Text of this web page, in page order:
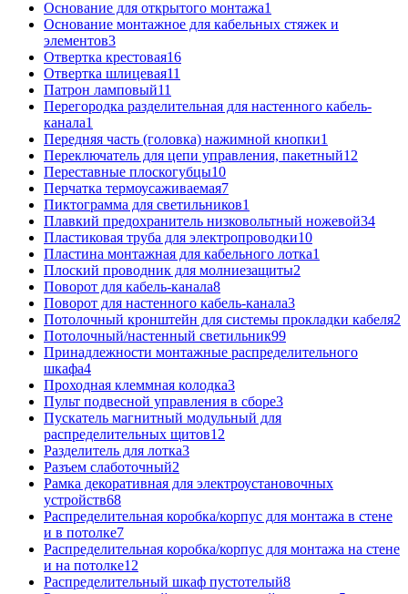
Основание для открытого монтажа1
Основание монтажное для кабельных стяжек и
элементов3
Отвертка крестовая16
Отвертка шлицевая11
Патрон ламповый11
Перегородка разделительная для настенного кабель-
канала1
Передняя часть (головка) нажимной кнопки1
Переключатель для цепи управления, пакетный12
Переставные плоскогубцы10
Перчатка термоусаживаемая7
Пиктограмма для светильников1
Плавкий предохранитель низковольтный ножевой34
Пластиковая труба для электропроводки10
Пластина монтажная для кабельного лотка1
Плоский проводник для молниезащиты2
Поворот для кабель-канала8
Поворот для настенного кабель-канала3
Потолочный кронштейн для системы прокладки кабеля2
Потолочный/настенный светильник99
Принадлежности монтажные распределительного
шкафа4
Проходная клеммная колодка3
Пульт подвесной управления в сборе3
Пускатель магнитный модульный для
распределительных щитов12
Разделитель для лотка3
Разъем слаботочный2
Рамка декоративная для электроустановочных
устройств68
Распределительная коробка/корпус для монтажа в стене
и в потолке7
Распределительная коробка/корпус для монтажа на стене
и на потолке12
Распределительный шкаф пустотелый8